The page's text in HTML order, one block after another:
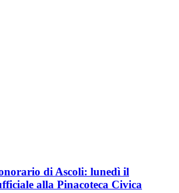
di Ascoli: lunedì il
alla Pinacoteca Civica